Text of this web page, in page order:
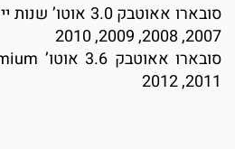
2007, 2008, 2009,
2011,